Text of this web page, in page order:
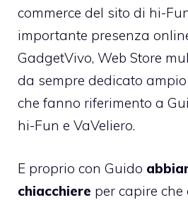
commerce del sito di hi-
importante presenza
GadgetVivo, Web Store
da sempre dedicato
che fanno riferimento a
hi-Fun e VaVeliero.
E proprio con Guido
chiacchiere per capire che